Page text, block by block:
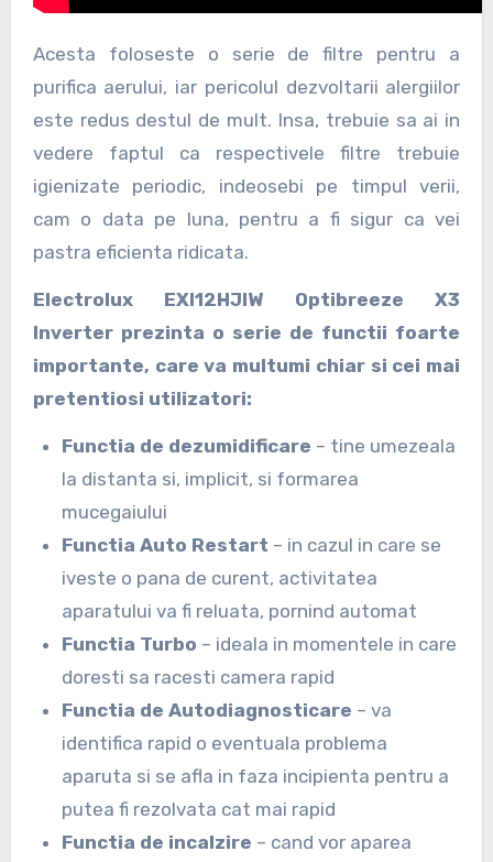
Acesta foloseste o serie de filtre pentru a
purifica aerului, iar pericolul dezvoltarii alergiilor
este redus destul de mult. Insa, trebuie sa ai in
vedere faptul ca respectivele filtre trebuie
igienizate periodic, indeosebi pe timpul verii,
cam o data pe luna, pentru a fi sigur ca vei
pastra eficienta ridicata.
Electrolux EXI12HJIW Optibreeze X3
Inverter prezinta o serie de functii foarte
importante, care va multumi chiar si cei mai
pretentiosi utilizatori:
Functia de dezumidificare – tine umezeala
la distanta si, implicit, si formarea
mucegaiului
Functia Auto Restart – in cazul in care se
iveste o pana de curent, activitatea
aparatului va fi reluata, pornind automat
Functia Turbo – ideala in momentele in care
doresti sa racesti camera rapid
Functia de Autodiagnosticare – va
identifica rapid o eventuala problema
aparuta si se afla in faza incipienta pentru a
putea fi rezolvata cat mai rapid
Functia de incalzire – cand vor aparea